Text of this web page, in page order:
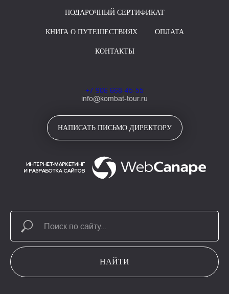
ПОДАРОЧНЫЙ СЕРТИФИКАТ
КНИГА О ПУТЕШЕСТВИЯХ ОПЛАТА
КОНТАКТЫ
+7 906 668-45-55
info@kombat-tour.ru
НАПИСАТЬ ПИСЬМО ДИРЕКТОРУ
НАЙТИ